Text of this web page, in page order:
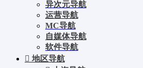
异次元导航
运营导航
MC导航
自媒体导航
软件导航
地区导航